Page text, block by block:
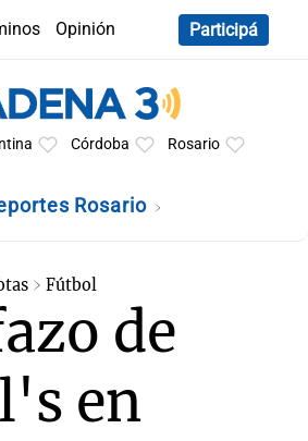
Opinión
Participá
Córdoba Rosario
Rosario
Fútbol
de
en